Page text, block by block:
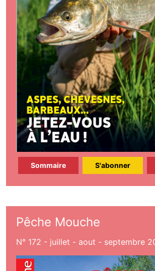
Sommaire S'abonner
Pêche Mouche
N° 172 - juillet - aout - septembre